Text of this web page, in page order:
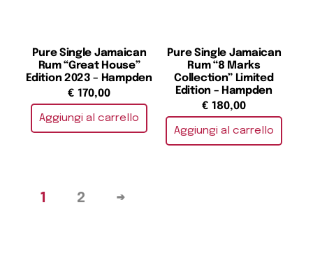
Pure Single Jamaican
Rum “Great House”
Edition 2023 – Hampden
€ 170,00
Aggiungi al carrello
Pure Single Jamaican
Rum “8 Marks
Collection” Limited
Edition – Hampden
€ 180,00
Aggiungi al carrello
1 2 →